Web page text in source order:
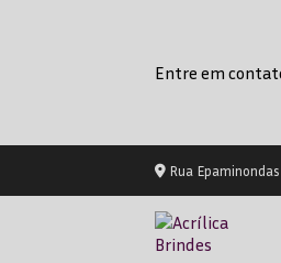
Entre em
Rua